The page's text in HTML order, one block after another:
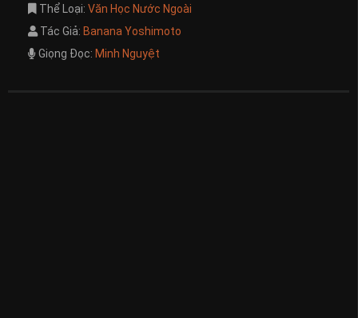
Thể Loại: Văn Học Nước Ngoài
Tác Giả: Banana Yoshimoto
Giọng Đọc: Minh Nguyệt